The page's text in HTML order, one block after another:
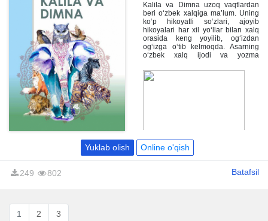
Kalila va Dimna uzoq vaqtlardan
beri o‘zbek xalqiga ma’lum. Uning
ko‘p hikoyatli so‘zlari, ajoyib
hikoyalari har xil yo‘llar bilan xalq
orasida keng yoyilib, og‘izdan
og‘izga o‘tib kelmoqda. Asarning
o‘zbek xalq ijodi va yozma
dunyo xalqlarining, jumladan
o‘zbek xalqining ham mulkiga
Yuklab olish Online o'qish
249 802 Batafsil
1 2 3